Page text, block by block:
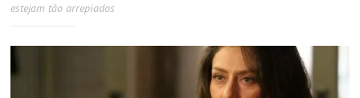
estejam tão arrepiados